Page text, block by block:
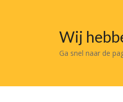
Wij
Ga snel naar de